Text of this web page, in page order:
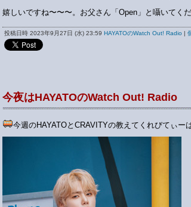
嬉しいですね〜〜〜。お父さん「Open」と囁いてく
投稿日時 2023年9月27日 (水) 23:59 HAYATOのWatch Out! Radio |
今夜はHAYATOのWatch Out! Radio
今週のHAYATOとCRAVITYの教えてくれびてぃー